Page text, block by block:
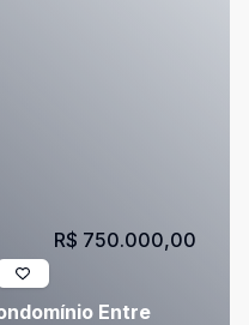
Entre
R$ 750.000,00